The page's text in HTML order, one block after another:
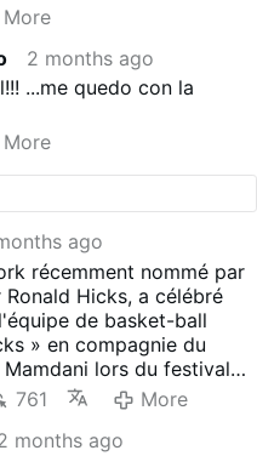
More
2 months ago
...me quedo con la
More
ago
récemment nommé par
Hicks, a célébré
de basket-ball
» en compagnie du
lors du festival
Hicks a profité de
pour parler à
basket-ball.
761
More
months ago